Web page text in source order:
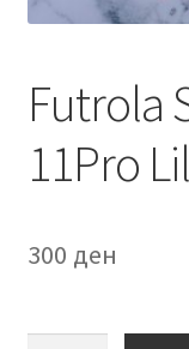
Мој профил
Продавница
Сервис за
Futrola
11Pro
300 ден